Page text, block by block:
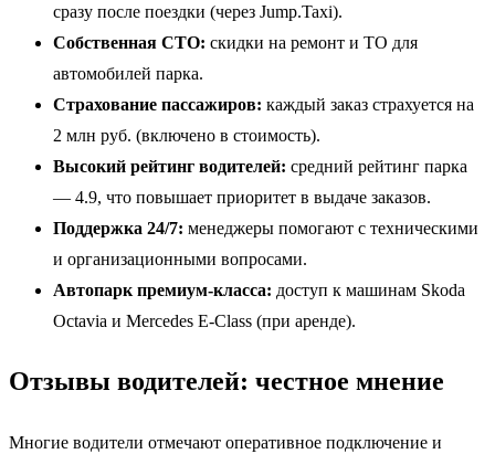
сразу после поездки (через Jump.Taxi).
Собственная СТО: скидки на ремонт и ТО для
автомобилей парка.
Страхование пассажиров: каждый заказ страхуется на
2 млн руб. (включено в стоимость).
Высокий рейтинг водителей: средний рейтинг парка
— 4.9, что повышает приоритет в выдаче заказов.
Поддержка 24/7: менеджеры помогают с техническими
и организационными вопросами.
Автопарк премиум-класса: доступ к машинам Skoda
Octavia и Mercedes E-Class (при аренде).
Отзывы водителей: честное мнение
Многие водители отмечают оперативное подключение и